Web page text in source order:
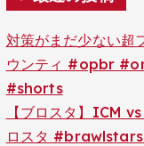
対策がまだ少ない
ウンティ #opbr
#shorts
【ブロスタ】ICM
ロスタ